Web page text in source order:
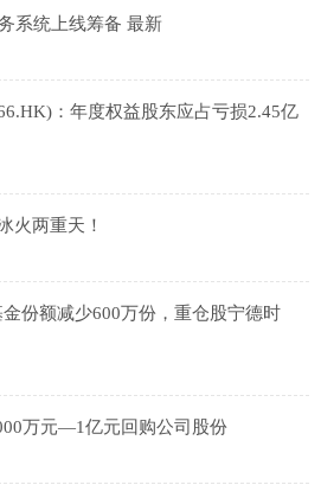
系统上线筹备 最新
：年度权益股东应占亏损2.45亿
火两重天！
份额减少600万份，重仓股宁德时
万元—1亿元回购公司股份